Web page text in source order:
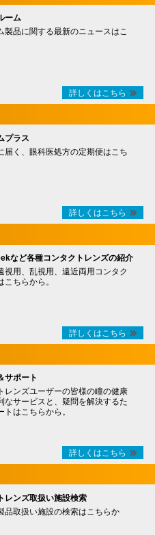
ーム
製品に関する最新のニュースはこ
詳しくはこちら
プラス
届く、眼科医処方の定期便はこち
詳しくはこちら
など各種コンタクトレンズの紹介
視用、乱視用、遠近両用コンタク
こちらから。
詳しくはこちら
サポート
レンズユーザーの皆様の瞳の健康
なサービスと、疑問を解決するた
トはこちらから。
詳しくはこちら
レンズ取扱い施設検索
品取扱い施設の検索はこちらか